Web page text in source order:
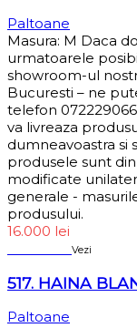
Paltoane
Masura: M Daca
urmatoarele
showroom-ul
Bucuresti – ne
telefon
va livreaza
dumneavoastra si
produsele sunt
modificate
generale -
produsului.
16.000 lei
Vezi
517. HAINA
Paltoane